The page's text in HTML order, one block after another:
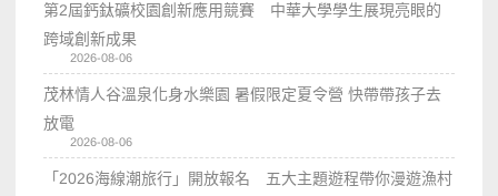
第2屆鈣鈦礦校園創新應用競賽 中華大學學生展現亮眼的
跨域創新成果
2026-08-06
茂林情人谷溫泉化身水樂園 暑假限定夏令營 快帶帶孩子去
放電
2026-08-06
「2026海線潮旅行」開放報名 五大主題遊程帶你漫遊漁村